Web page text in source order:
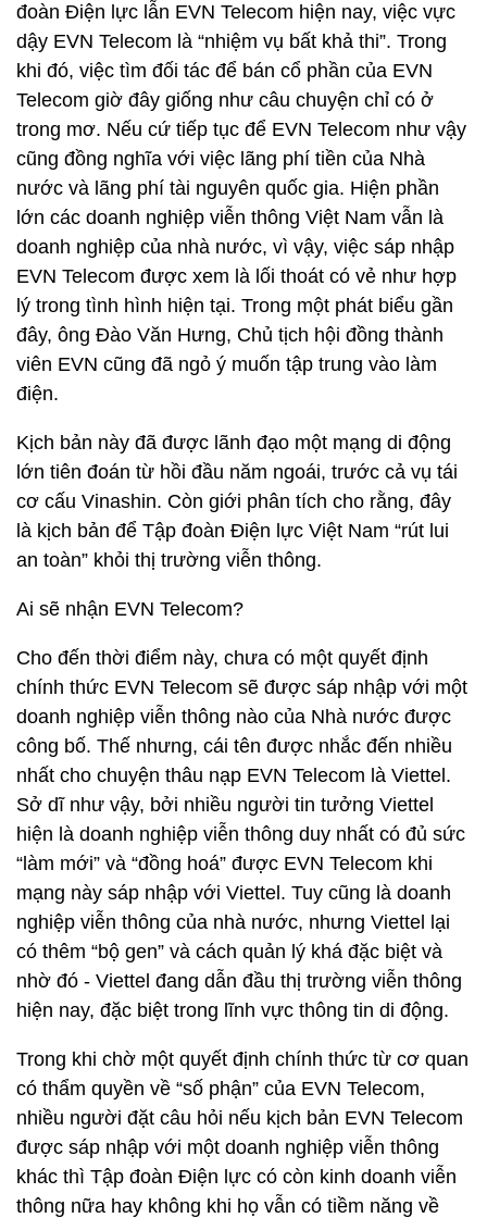
đoàn Điện lực lẫn EVN Telecom hiện nay, việc vực
dậy EVN Telecom là “nhiệm vụ bất khả thi”. Trong
khi đó, việc tìm đối tác để bán cổ phần của EVN
Telecom giờ đây giống như câu chuyện chỉ có ở
trong mơ. Nếu cứ tiếp tục để EVN Telecom như vậy
cũng đồng nghĩa với việc lãng phí tiền của Nhà
nước và lãng phí tài nguyên quốc gia. Hiện phần
lớn các doanh nghiệp viễn thông Việt Nam vẫn là
doanh nghiệp của nhà nước, vì vậy, việc sáp nhập
EVN Telecom được xem là lối thoát có vẻ như hợp
lý trong tình hình hiện tại. Trong một phát biểu gần
đây, ông Đào Văn Hưng, Chủ tịch hội đồng thành
viên EVN cũng đã ngỏ ý muốn tập trung vào làm
điện.
Kịch bản này đã được lãnh đạo một mạng di động
lớn tiên đoán từ hồi đầu năm ngoái, trước cả vụ tái
cơ cấu Vinashin. Còn giới phân tích cho rằng, đây
là kịch bản để Tập đoàn Điện lực Việt Nam “rút lui
an toàn” khỏi thị trường viễn thông.
Ai sẽ nhận EVN Telecom?
Cho đến thời điểm này, chưa có một quyết định
chính thức EVN Telecom sẽ được sáp nhập với một
doanh nghiệp viễn thông nào của Nhà nước được
công bố. Thế nhưng, cái tên được nhắc đến nhiều
nhất cho chuyện thâu nạp EVN Telecom là Viettel.
Sở dĩ như vậy, bởi nhiều người tin tưởng Viettel
hiện là doanh nghiệp viễn thông duy nhất có đủ sức
“làm mới” và “đồng hoá” được EVN Telecom khi
mạng này sáp nhập với Viettel. Tuy cũng là doanh
nghiệp viễn thông của nhà nước, nhưng Viettel lại
có thêm “bộ gen” và cách quản lý khá đặc biệt và
nhờ đó - Viettel đang dẫn đầu thị trường viễn thông
hiện nay, đặc biệt trong lĩnh vực thông tin di động.
Trong khi chờ một quyết định chính thức từ cơ quan
có thẩm quyền về “số phận” của EVN Telecom,
nhiều người đặt câu hỏi nếu kịch bản EVN Telecom
được sáp nhập với một doanh nghiệp viễn thông
khác thì Tập đoàn Điện lực có còn kinh doanh viễn
thông nữa hay không khi họ vẫn có tiềm năng về